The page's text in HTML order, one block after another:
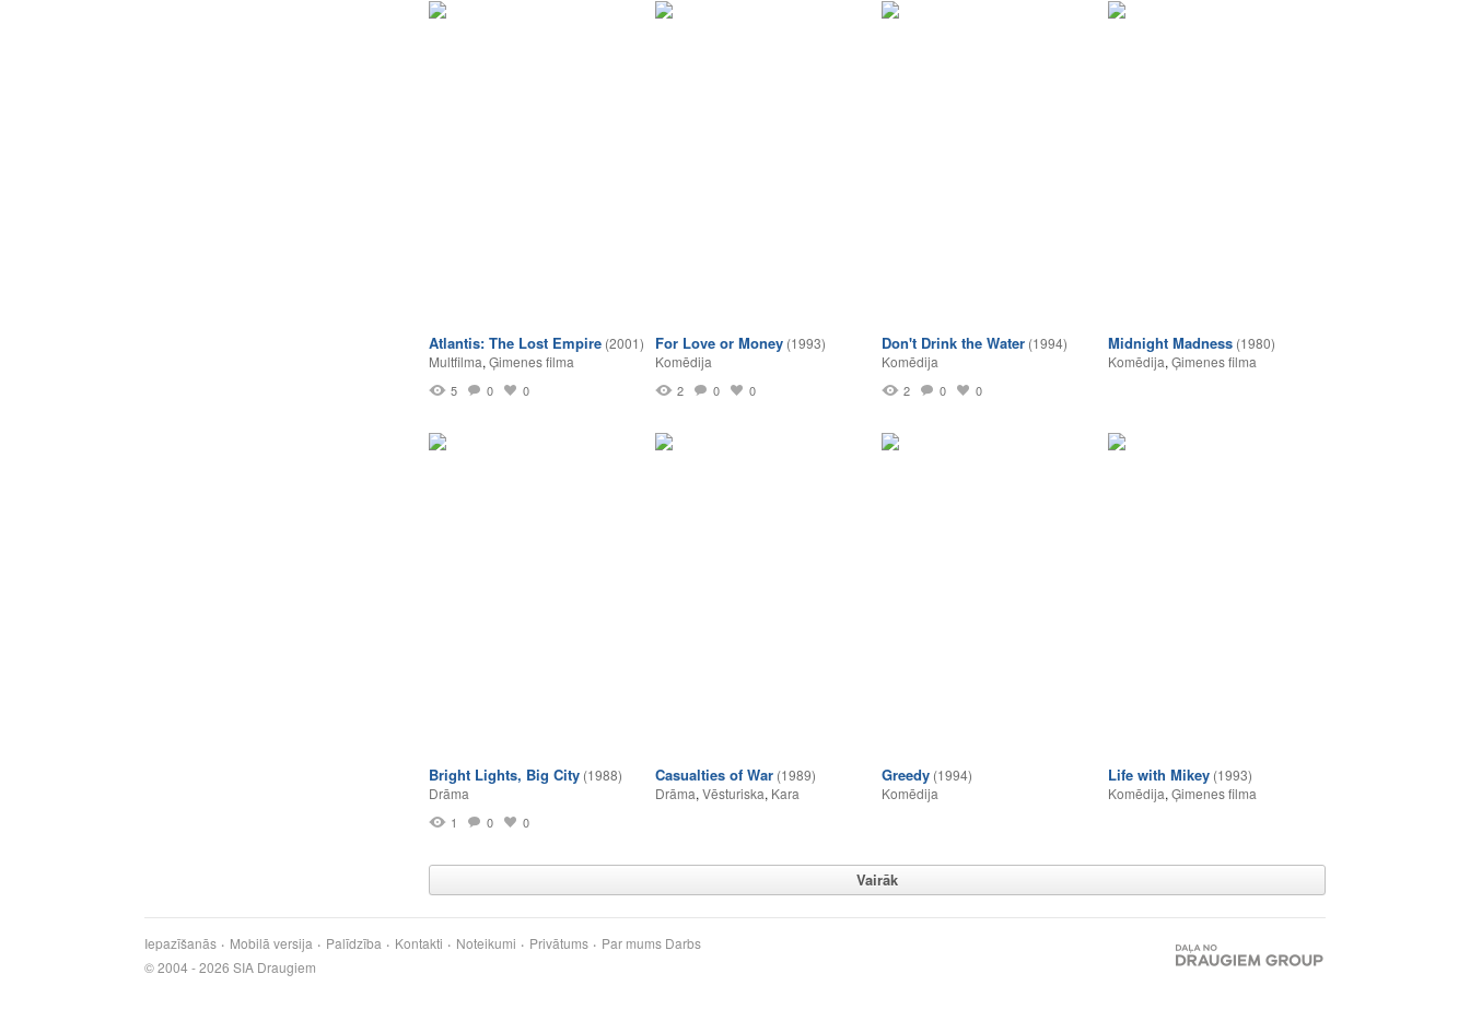
Atlantis: The Lost Empire (2001)
Multfilma, Ģimenes filma
5 0 0
For Love or Money (1993)
Komēdija
2 0 0
Don't Drink the Water (1994)
Komēdija
2 0 0
Midnight Madness (1980)
Komēdija, Ģimenes filma
Bright Lights, Big City (1988)
Drāma
1 0 0
Casualties of War (1989)
Drāma, Vēsturiska, Kara
Greedy (1994)
Komēdija
Life with Mikey (1993)
Komēdija, Ģimenes filma
Vairāk
Iepazīšanās Mobilā versija Palīdzība Kontakti Noteikumi Privātums Par mums Darbs
© 2004 - 2026 SIA Draugiem